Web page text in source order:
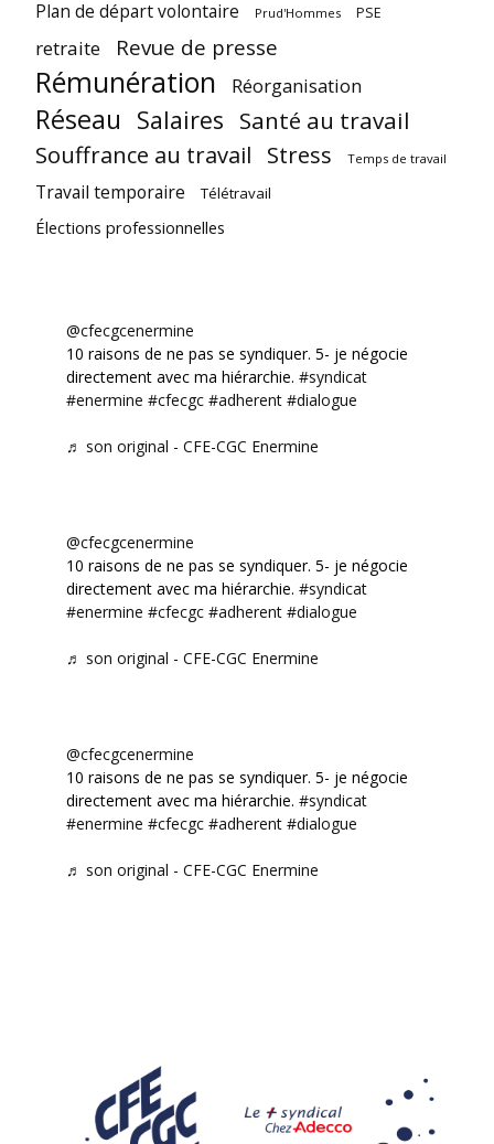
Plan de départ volontaire Prud'Hommes PSE
retraite Revue de presse
Rémunération Réorganisation
Réseau Salaires Santé au travail
Souffrance au travail Stress Temps de travail
Travail temporaire Télétravail
Élections professionnelles
@cfecgcenermine
10 raisons de ne pas se syndiquer. 5- je négocie
directement avec ma hiérarchie. #syndicat
#enermine #cfecgc #adherent #dialogue
♬ son original - CFE-CGC Enermine
@cfecgcenermine
10 raisons de ne pas se syndiquer. 5- je négocie
directement avec ma hiérarchie. #syndicat
#enermine #cfecgc #adherent #dialogue
♬ son original - CFE-CGC Enermine
@cfecgcenermine
10 raisons de ne pas se syndiquer. 5- je négocie
directement avec ma hiérarchie. #syndicat
#enermine #cfecgc #adherent #dialogue
♬ son original - CFE-CGC Enermine